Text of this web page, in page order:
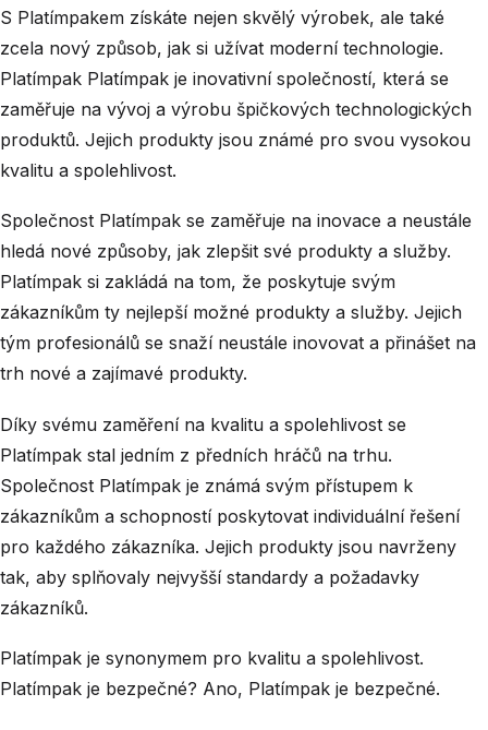
S Platímpakem získáte nejen skvělý výrobek, ale také
zcela nový způsob, jak si užívat moderní technologie.
Platímpak Platímpak je inovativní společností, která se
zaměřuje na vývoj a výrobu špičkových technologických
produktů. Jejich produkty jsou známé pro svou vysokou
kvalitu a spolehlivost.
Společnost Platímpak se zaměřuje na inovace a neustále
hledá nové způsoby, jak zlepšit své produkty a služby.
Platímpak si zakládá na tom, že poskytuje svým
zákazníkům ty nejlepší možné produkty a služby. Jejich
tým profesionálů se snaží neustále inovovat a přinášet na
trh nové a zajímavé produkty.
Díky svému zaměření na kvalitu a spolehlivost se
Platímpak stal jedním z předních hráčů na trhu.
Společnost Platímpak je známá svým přístupem k
zákazníkům a schopností poskytovat individuální řešení
pro každého zákazníka. Jejich produkty jsou navrženy
tak, aby splňovaly nejvyšší standardy a požadavky
zákazníků.
Platímpak je synonymem pro kvalitu a spolehlivost.
Platímpak je bezpečné? Ano, Platímpak je bezpečné.